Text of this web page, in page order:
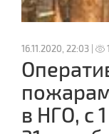
16.11.2020, 22:03 |
в НГО, с